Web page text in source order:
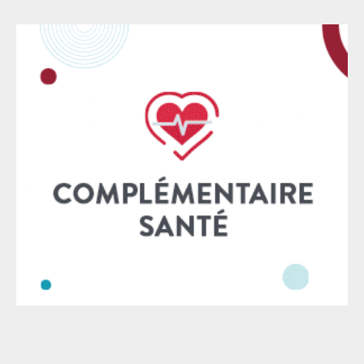
marqué par des années de sous-investissement
chronique, les orientations proposées par le
gouvernement choquent. La réduction des garanties
procédurales, la marginalisation du rôle des juges et
des audiences — notamment au détriment des jurys
populaires — ainsi que la remise en cause de
principes fondamentaux, tels que la protection des
données génétiques, constituent autant d’atteintes
graves à l’équilibre de notre système judiciaire. Cette
logique qui sous-tend le projet gouvernemental, déjà
l’œuvre dans plusieurs matières, et sera, à n’en pas
pourquoi s’embarrasser d’une audience quand une
simili-négociation à la va-vite permet de mettre fin à